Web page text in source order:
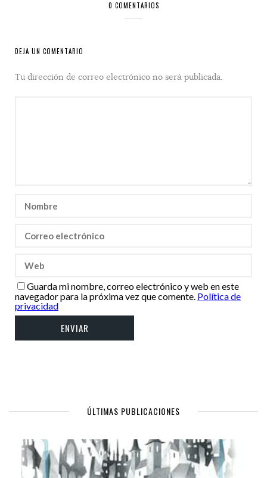
0 COMENTARIOS
DEJA UN COMENTARIO
Tu dirección de correo electrónico no será publicada.
Guarda mi nombre, correo electrónico y web en este
navegador para la próxima vez que comente. Política de
privacidad
ÚLTIMAS PUBLICACIONES